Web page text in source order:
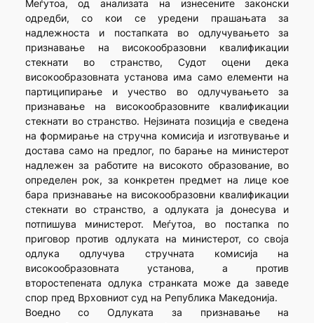
Меѓутоа, од анализата на изнесените законски
одредби, со кои се уредени прашањата за
надлежноста и постапката во одлучувањето за
признавање на високообразовни квалификации
стекнати во странство, Судот оцени дека
високообразовната установа има само елементи на
партиципирање и учество во одлучувањето за
признавање на високообразовните квалификации
стекнати во странство. Нејзината позиција е сведена
на формирање на стручна комисија и изготвување и
достава само на предлог, по барање на министерот
надлежен за работите на високото образование, во
определен рок, за конкретен предмет на лице кое
бара признавање на високообразовни квалификации
стекнати во странство, а одлуката ја донесува и
потпишува министерот. Меѓутоа, во постапка по
приговор против одлуката на министерот, со своја
одлука одлучува стручната комисија на
високообразовната установа, а против
второстепената одлука странката може да заведе
спор пред Врховниот суд на Република Македонија.
Воедно со Одлуката за признавање на